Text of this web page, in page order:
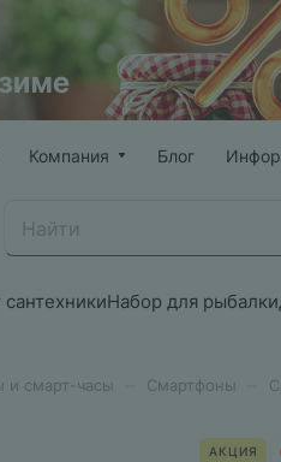
Компания Блог
Набор для рыбалки
и смарт-часы Смартфоны
АКЦИЯ